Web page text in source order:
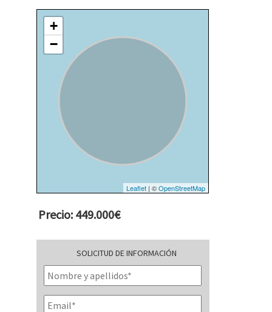
+
−
Leaflet | ©OpenStreetMap
Precio: 449.000€
SOLICITUD DE INFORMACIÓN